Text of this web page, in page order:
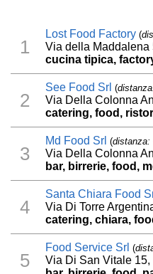
1
Lost Food Factory (
Via della Maddalena
cucina tipica,
2
See Food Srl (
Via Della Colonna
catering, food,
3
Md Food Srl (distanza:
Via Della Colonna
bar, birrerie, food,
4
Santa Chiara Food
Via Di Torre
catering, chiara,
5
Food Service Srl (
Via Di San Vitale 15,